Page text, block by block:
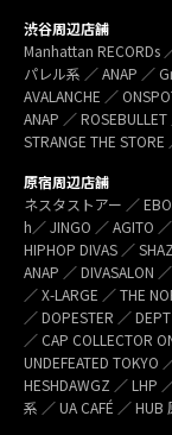
渋谷周辺店舗
Manhattan RECORDs
パレル系 ／ ANAP ／
AVALANCHE ／
ANAP ／
STRANGE THE
原宿周辺店舗
ネスタストアー ／
h／ JINGO ／ AGITO
HIPHOP DIVAS ／
ANAP ／ DIVASALON
／ X-LARGE ／ THE
／ DOPESTER ／
／ CAP COLLECTOR
UNDEFEATED TOKYO
HESHDAWGZ ／ LHP
系 ／ UA CAFÉ ／ HUB